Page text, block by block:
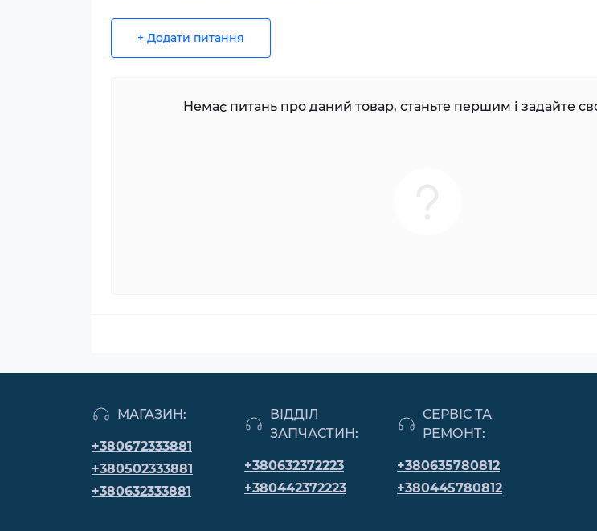
+ Додати питання
Немає питань про даний товар, станьте першим і задайте
МАГАЗИН:
+380672333881
+380502333881
+380632333881
ВІДДІЛ
ЗАПЧАСТИН:
+380632372223
+380442372223
СЕРВІС ТА
РЕМОНТ:
+380635780812
+380445780812